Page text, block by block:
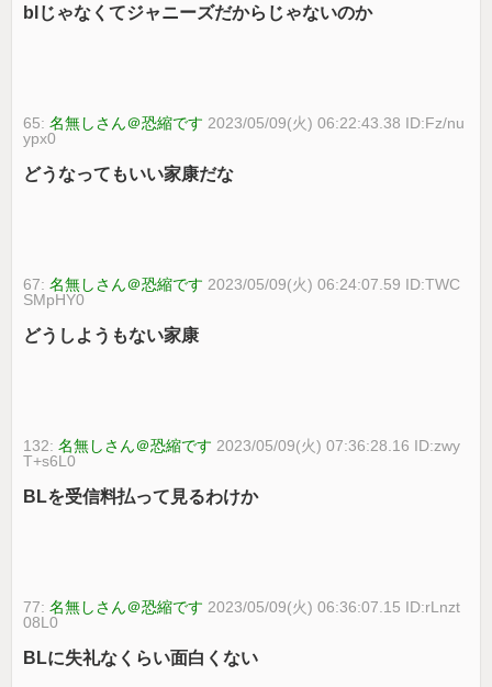
blじゃなくてジャニーズだからじゃないのか
65:名無しさん＠恐縮です 2023/05/09(火) 06:22:43.38 ID:Fz/nu
ypx0
どうなってもいい家康だな
67:名無しさん＠恐縮です 2023/05/09(火) 06:24:07.59 ID:TWC
SMpHY0
どうしようもない家康
132:名無しさん＠恐縮です 2023/05/09(火) 07:36:28.16 ID:zwy
T+s6L0
BLを受信料払って見るわけか
77:名無しさん＠恐縮です 2023/05/09(火) 06:36:07.15 ID:rLnzt
08L0
BLに失礼なくらい面白くない